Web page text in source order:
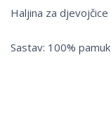
Haljina za djevojčice
Sastav: 100% pamuk